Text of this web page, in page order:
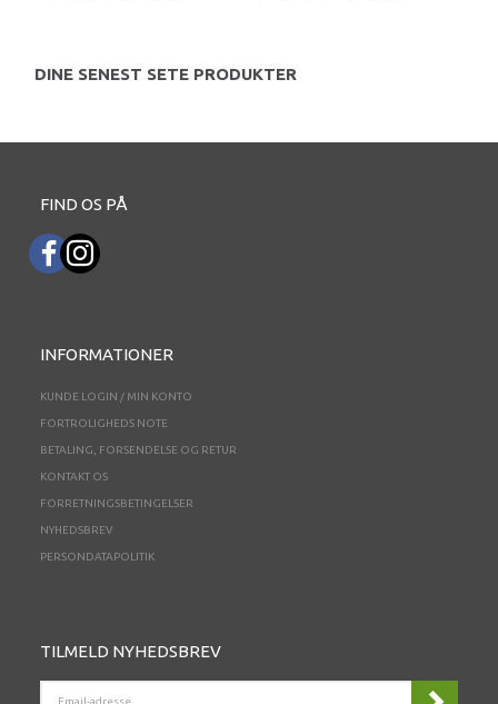
DINE SENEST SETE PRODUKTER
FIND OS PÅ
INFORMATIONER
KUNDE LOGIN / MIN KONTO
FORTROLIGHEDS NOTE
BETALING, FORSENDELSE OG RETUR
KONTAKT OS
FORRETNINGSBETINGELSER
NYHEDSBREV
PERSONDATAPOLITIK
TILMELD NYHEDSBREV